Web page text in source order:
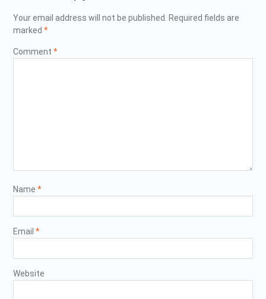
Your email address will not be published. Required fields are
marked *
Comment *
Name *
Email *
Website